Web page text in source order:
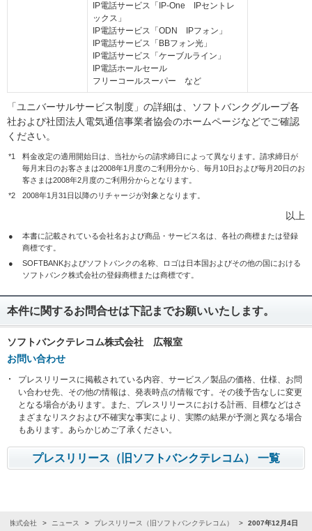
IP電話サービス「IP-One IPセントレ
ックス」
IP電話サービス「ODN IPフォン」
IP電話サービス「BBフォン光」
IP電話サービス「ケーブルライン」
IP電話ホールセール
フリーコールスーパー など
「ユニバーサルサービス制度」の詳細は、ソフトバンクグループ各
社および社団法人電気通信事業者協会のホームページなどでご確認
ください。
*1
料金改定の適用開始日は、当社からの請求締日によって異なります。請求締日が
毎月末日のお客さまは2008年1月度のご利用分から、毎月10日および毎月20日のお
客さまは2008年2月度のご利用分からとなります。
*2
2008年1月31日以降のリチャージが対象となります。
以上
●
本書に記載されている会社名および商品・サービス名は、各社の商標または登録
商標です。
●
SOFTBANKおよびソフトバンクの名称、ロゴは日本国およびその他の国における
ソフトバンク株式会社の登録商標または商標です。
本件に関するお問合せは下記までお願いいたします。
ソフトバンクテレコム株式会社 広報室
お問い合わせ
プレスリリースに掲載されている内容、サービス／製品の価格、仕様、お問
い合わせ先、その他の情報は、発表時点の情報です。その後予告なしに変更
となる場合があります。また、プレスリリースにおける計画、目標などはさ
まざまなリスクおよび不確実な事実により、実際の結果が予測と異なる場合
もあります。あらかじめご了承ください。
プレスリリース（旧ソフトバンクテレコム） 一覧
ク株式会社 ニュース プレスリリース（旧ソフトバンクテレコム） 2007年12月4日